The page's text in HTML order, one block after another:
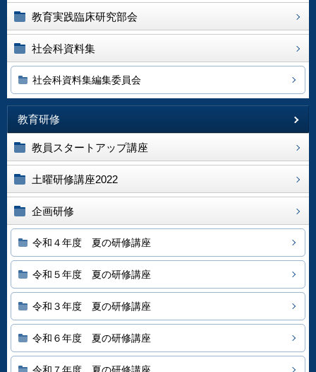
教育実践臨床研究部会
社会科資料集
社会科資料集編集委員会
教育研修
教員スタートアップ講座
土曜研修講座2022
企画研修
令和４年度 夏の研修講座
令和５年度 夏の研修講座
令和３年度 夏の研修講座
令和６年度 夏の研修講座